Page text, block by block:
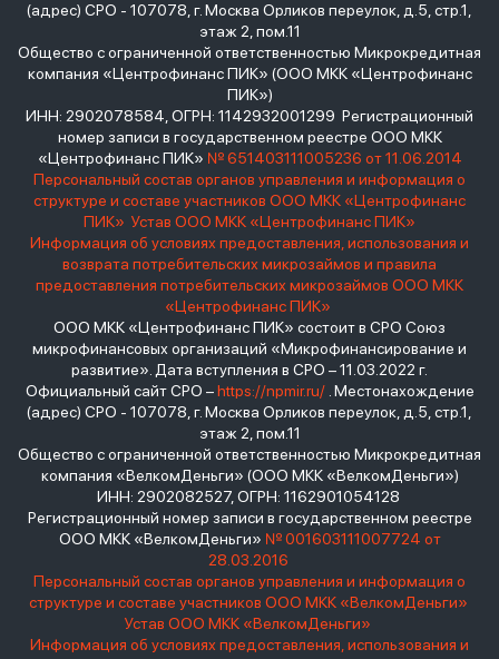
(адрес) СРО - 107078, г. Москва Орликов переулок, д.5, стр.1,
этаж 2, пом.11
Общество с ограниченной ответственностью Микрокредитная
компания «Центрофинанс ПИК» (ООО МКК «Центрофинанс
ПИК»)
ИНН: 2902078584, ОГРН: 1142932001299 Регистрационный
номер записи в государственном реестре ООО МКК
«Центрофинанс ПИК» № 651403111005236 от 11.06.2014
Персональный состав органов управления и информация о
структуре и составе участников ООО МКК «Центрофинанс
ПИК» Устав ООО МКК «Центрофинанс ПИК»
Информация об условиях предоставления, использования и
возврата потребительских микрозаймов и правила
предоставления потребительских микрозаймов ООО МКК
«Центрофинанс ПИК»
ООО МКК «Центрофинанс ПИК» состоит в СРО Союз
микрофинансовых организаций «Микрофинансирование и
развитие». Дата вступления в СРО – 11.03.2022 г.
Официальный сайт СРО –https://npmir.ru/. Местонахождение
(адрес) СРО - 107078, г. Москва Орликов переулок, д.5, стр.1,
этаж 2, пом.11
Общество с ограниченной ответственностью Микрокредитная
компания «ВелкомДеньги» (ООО МКК «ВелкомДеньги»)
ИНН: 2902082527, ОГРН: 1162901054128
Регистрационный номер записи в государственном реестре
ООО МКК «ВелкомДеньги» № 001603111007724 от
28.03.2016
Персональный состав органов управления и информация о
структуре и составе участников ООО МКК «ВелкомДеньги»
Устав ООО МКК «ВелкомДеньги»
Информация об условиях предоставления, использования и